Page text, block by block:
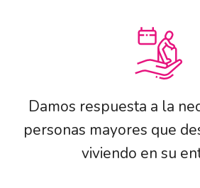
Damos respuesta a la
personas mayores que
viviendo en su